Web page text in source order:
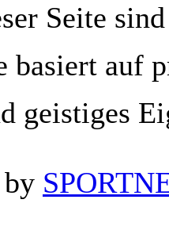
Seite
basiert auf
geistiges